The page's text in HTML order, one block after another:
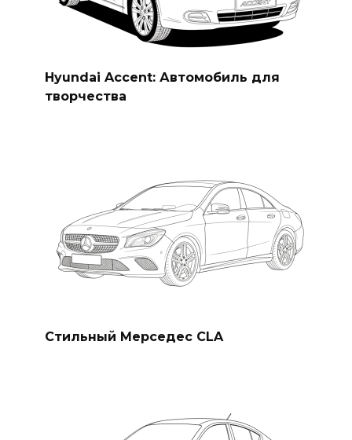
Hyundai Accent: Автомобиль для
творчества
Стильный Мерседес CLA